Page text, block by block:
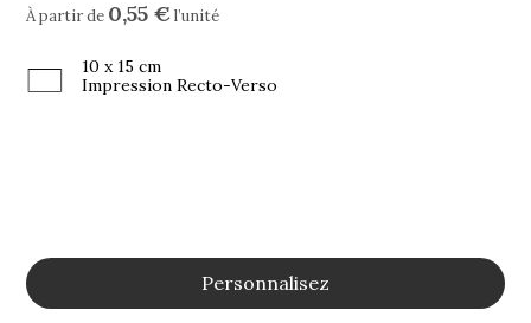
À partir de 0,55 €l’unité
10 x 15 cm
Impression Recto-Verso
Personnalisez